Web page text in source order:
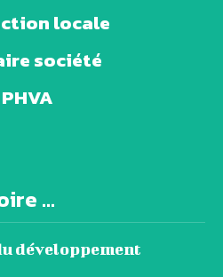
locale
société
...
développement